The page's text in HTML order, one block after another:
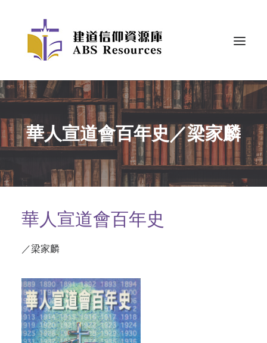
華人宣道會百年史／梁家麟
華人宣道會百年史
／梁家麟